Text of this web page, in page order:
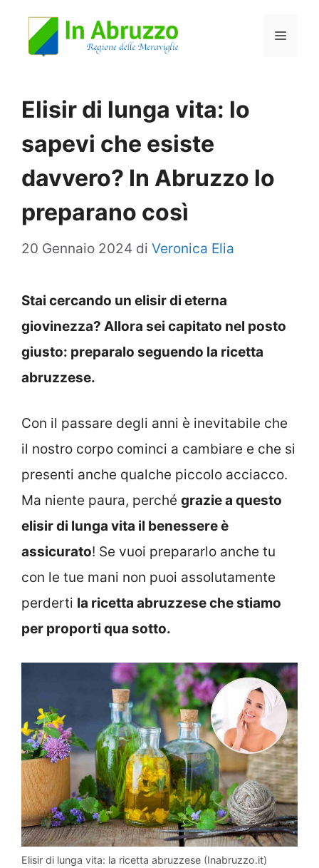
Menu
Elisir di lunga vita: lo
sapevi che esiste
davvero? In Abruzzo lo
preparano così
20 Gennaio 2024 di Veronica Elia
Stai cercando un elisir di eterna
giovinezza? Allora sei capitato nel posto
giusto: preparalo seguendo la ricetta
abruzzese.
Con il passare degli anni è inevitabile che
il nostro corpo cominci a cambiare e che si
presenti anche qualche piccolo acciacco.
Ma niente paura, perché grazie a questo
elisir di lunga vita il benessere è
assicurato! Se vuoi prepararlo anche tu
con le tue mani non puoi assolutamente
perderti la ricetta abruzzese che stiamo
per proporti qua sotto.
Elisir di lunga vita: la ricetta abruzzese (Inabruzzo.it)